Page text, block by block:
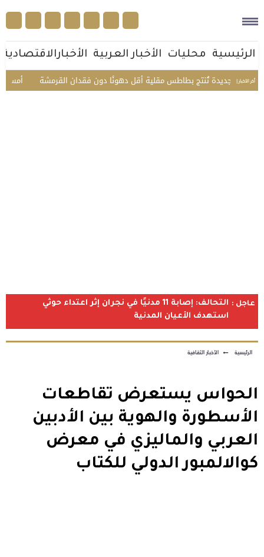
الرئيسية محليات الأخبار العربية الأخبارالاقتصادية
أخر الأخبار | أمسية جديدة تُنتج بطاطس مقلية أقل دهونًا دون فقدان القرمشة
عاجل :
التحالف: إصابة 11 مدنيًا في نجران إثر اعتداء حوثي
استهدف الأعيان المدنية
الرئيسية ← الأخبار الثقافية
الحواس يستعرض تقاطعات
الأسطورة والهوية بين الأدبين
العربي والماليزي في معرض
كوالالمبور الدولي للكتاب